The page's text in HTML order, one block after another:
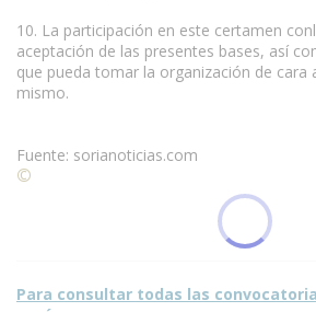
10. La participación en este certamen
aceptación de las presentes bases, así
que pueda tomar la organización de cara
mismo.
Fuente: sorianoticias.com
©
Para consultar todas las